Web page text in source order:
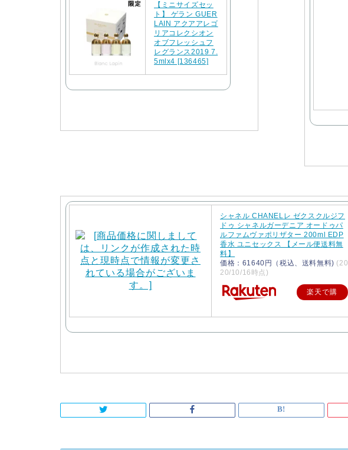
【ミニサイズセッ
ト】 ゲラン GUER
LAIN アクアアレゴ
リアコレクシオン
オブフレッシュフ
レグランス2019 7.
5mlx4 [136465]
シャネル CHANELレ ゼクスクルジフ
ドゥ シャネルガーデニア オードゥパ
ルファムヴァポリザター 200ml EDP
香水 ユニセックス 【メール便送料無
料】
価格：61640円（税込、送料無料) (20
20/10/16時点)
楽天で購